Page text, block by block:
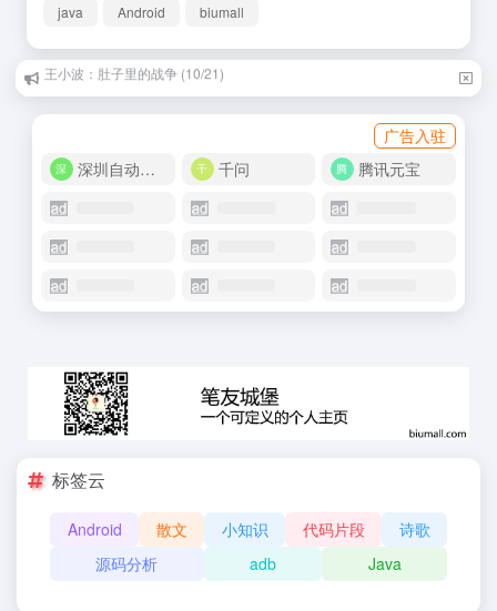
java Android biumall
裴多菲：我愿意是激流 (10/27)
广告入驻
深圳自动化商城
千问 腾讯元宝
标签云
Android 散文 小知识 代码片段
诗歌
源码分析
adb Java